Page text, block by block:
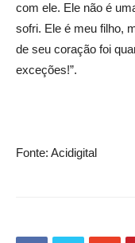
com ele. Ele não é
sofri. Ele é meu filho,
de seu coração foi
exceções!”.
Fonte: Acidigital